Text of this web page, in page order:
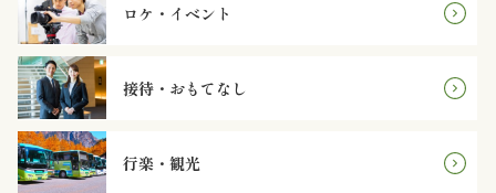
選
ぶ
法
事・
ロケ・イベント
接待・おもてなし
行楽・観光